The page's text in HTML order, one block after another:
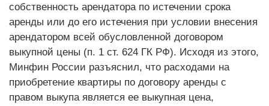
собственность арендатора по истечении срока
аренды или до его истечения при условии внесения
арендатором всей обусловленной договором
выкупной цены (п. 1 ст. 624 ГК РФ). Исходя из этого,
Минфин России разъяснил, что расходами на
приобретение квартиры по договору аренды с
правом выкупа является ее выкупная цена,